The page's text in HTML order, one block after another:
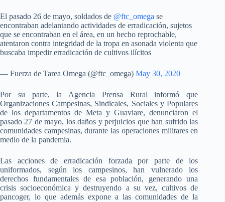
El pasado 26 de mayo, soldados de @ftc_omega se
encontraban adelantando actividades de erradicación, sujetos
que se encontraban en el área, en un hecho reprochable,
atentaron contra integridad de la tropa en asonada violenta que
buscaba impedir erradicación de cultivos ilícitos
— Fuerza de Tarea Omega (@ftc_omega) May 30, 2020
Por su parte, la Agencia Prensa Rural informó que
Organizaciones Campesinas, Sindicales, Sociales y Populares
de los departamentos de Meta y Guaviare, denunciaron el
pasado 27 de mayo, los daños y perjuicios que han sufrido las
comunidades campesinas, durante las operaciones militares en
medio de la pandemia.
Las acciones de erradicación forzada por parte de los
uniformados, según los campesinos, han vulnerado los
derechos fundamentales de esa población, generando una
crisis socioeconómica y destruyendo a su vez, cultivos de
pancoger, lo que además expone a las comunidades de la